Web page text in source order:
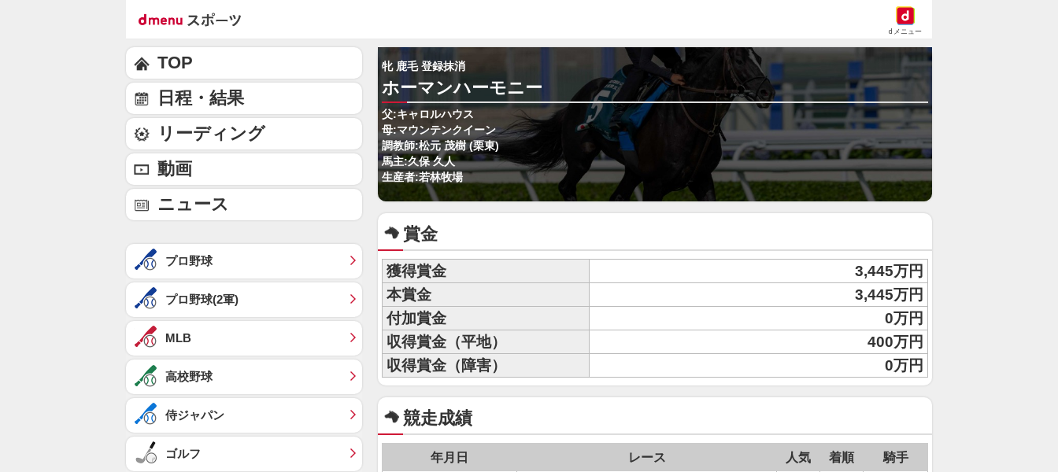
dメニュー
牝 鹿毛 登録抹消
ホーマンハーモニー
父:キャロルハウス
母:マウンテンクイーン
調教師:松元 茂樹 (栗東)
馬主:久保 久人
生産者:若林牧場
賞金
獲得賞金
3,445万円
本賞金
3,445万円
付加賞金
0万円
収得賞金（平地）
400万円
収得賞金（障害）
0万円
競走成績
年月日 レース 人気 着順 騎手
TOP
日程・結果
リーディング
動画
ニュース
プロ野球
プロ野球(2軍)
MLB
高校野球
侍ジャパン
ゴルフ